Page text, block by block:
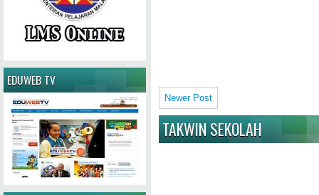
Newer Post
TAKWIN SEKOLAH
EDUWEB TV